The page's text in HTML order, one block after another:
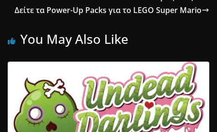
Δείτε τα Power-Up Packs για το LEGO Super Mario
You May Also Like